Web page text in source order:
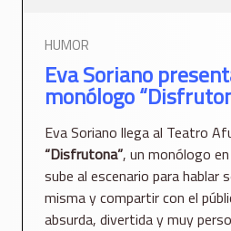
HUMOR
Eva Soriano
monólogo
Eva Soriano llega al Teatro
“Disfrutona”, un monólogo
sube al escenario para hablar
misma y compartir con el
absurda, divertida y muy